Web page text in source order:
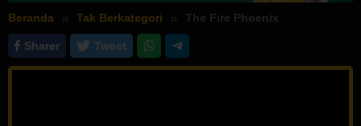
Beranda Tak Berkategori The Fire Phoenix
Sharer Tweet